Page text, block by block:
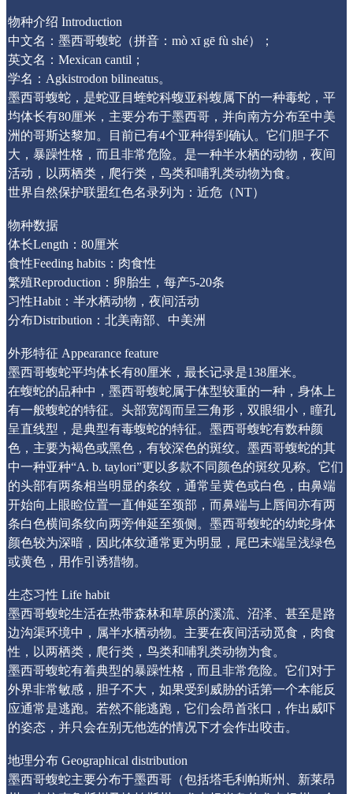
物种介绍 Introduction
中文名：墨西哥蝮蛇（拼音：mò xī gē fù shé）；
英文名：Mexican cantil；
学名：Agkistrodon bilineatus。
墨西哥蝮蛇，是蛇亚目蝰蛇科蝮亚科蝮属下的一种毒蛇，平
均体长有80厘米，主要分布于墨西哥，并向南方分布至中美
洲的哥斯达黎加。目前已有4个亚种得到确认。它们胆子不
大，暴躁性格，而且非常危险。是一种半水栖的动物，夜间
活动，以两栖类，爬行类，鸟类和哺乳类动物为食。
世界自然保护联盟红色名录列为：近危（NT）
物种数据
体长Length：80厘米
食性Feeding habits：肉食性
繁殖Reproduction：卵胎生，每产5-20条
习性Habit：半水栖动物，夜间活动
分布Distribution：北美南部、中美洲
外形特征 Appearance feature
墨西哥蝮蛇平均体长有80厘米，最长记录是138厘米。
在蝮蛇的品种中，墨西哥蝮蛇属于体型较重的一种，身体上
有一般蝮蛇的特征。头部宽阔而呈三角形，双眼细小，瞳孔
呈直线型，是典型有毒蝮蛇的特征。墨西哥蝮蛇有数种颜
色，主要为褐色或黑色，有较深色的斑纹。墨西哥蝮蛇的其
中一种亚种“A. b. taylori”更以多款不同颜色的斑纹见称。它们
的头部有两条相当明显的条纹，通常呈黄色或白色，由鼻端
开始向上眼睑位置一直伸延至颈部，而鼻端与上唇间亦有两
条白色横间条纹向两旁伸延至颈侧。墨西哥蝮蛇的幼蛇身体
颜色较为深暗，因此体纹通常更为明显，尾巴末端呈浅绿色
或黄色，用作引诱猎物。
生态习性 Life habit
墨西哥蝮蛇生活在热带森林和草原的溪流、沼泽、甚至是路
边沟渠环境中，属半水栖动物。主要在夜间活动觅食，肉食
性，以两栖类，爬行类，鸟类和哺乳类动物为食。
墨西哥蝮蛇有着典型的暴躁性格，而且非常危险。它们对于
外界非常敏感，胆子不大，如果受到威胁的话第一个本能反
应通常是逃跑。若然不能逃跑，它们会昂首张口，作出威吓
的姿态，并只会在别无他选的情况下才会作出咬击。
地理分布 Geographical distribution
墨西哥蝮蛇主要分布于墨西哥（包括塔毛利帕斯州、新莱昂